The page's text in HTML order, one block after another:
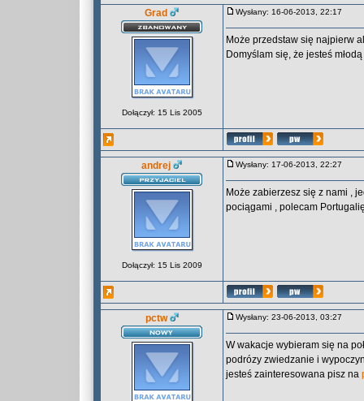
Grad
Dołączył: 15 Lis 2005
Wysłany: 16-06-2013, 22:17
Może przedstaw się najpierw
Domyślam się, że jesteś
andrej
Dołączył: 15 Lis 2009
Wysłany: 17-06-2013, 22:27
Może zabierzesz się z nami ,
pociągami , polecam
pctw Wysłany: 23-06-2013, 03:27
W wakacje wybieram się na
podrózy zwiedzanie i
jesteś zainteresowana pisz na